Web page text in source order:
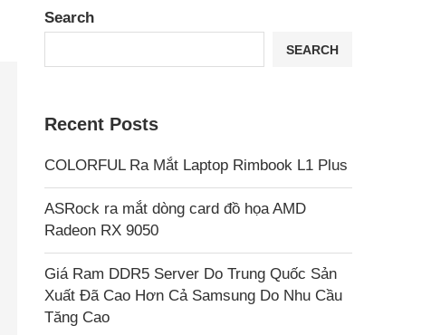
Search
SEARCH
Recent Posts
COLORFUL Ra Mắt Laptop Rimbook L1 Plus
ASRock ra mắt dòng card đồ họa AMD
Radeon RX 9050
Giá Ram DDR5 Server Do Trung Quốc Sản
Xuất Đã Cao Hơn Cả Samsung Do Nhu Cầu
Tăng Cao